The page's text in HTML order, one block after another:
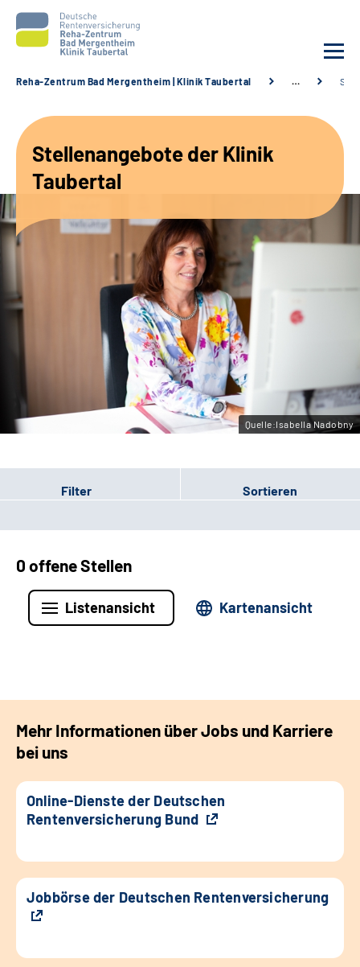
Unsere Angebote
Karriere
Sozialdienste & Zuweisende
Leichte Sprache
Gebärdensprache
Reha-Zentrum Bad Mergentheim | Klinik Taubertal …
Stellenangebote der Klinik
Taubertal
Quelle:Isabella Nadobny
Filter Sortieren
0 offene Stellen
Listenansicht Kartenansicht
Mehr Informationen über Jobs und Karriere
bei uns
Online-Dienste der Deutschen
Rentenversicherung Bund
Jobbörse der Deutschen Rentenversicherung